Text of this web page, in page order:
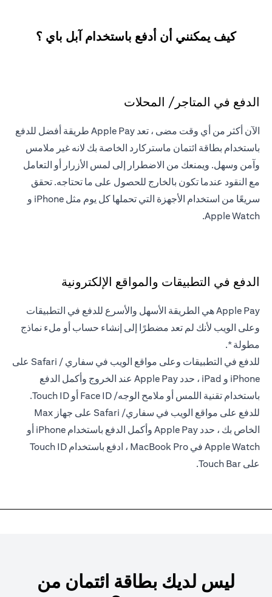
كيف يمكنني أن أدفع باستخدام آبل باي ؟
الدفع في المتاجر/ المحلات
الآن أكثر من أي وقت مضى ، تعد Apple Pay طريقة أفضل للدفع
باستخدام بطاقة ائتمان ماستركارد الخاصة بك لانه غير ملامس
وآمن وسهل. ويمنعك من الاضطرار إلى لمس الأزرار أو التعامل
مع النقود عندما تكون بالخارج للحصول على ما تحتاجه. تحقق
سريعًا من استخدام الأجهزة التي تحملها كل يوم مثل iPhone و
Apple Watch.
الدفع في التطبيقات والمواقع الإلكترونية
Apple Pay هي الطريقة الأسهل والأسرع للدفع في التطبيقات
وعلى الويب لأنك لم تعد مضطرًا إلى إنشاء حساب أو ملء نماذج
مطولة *.
للدفع في التطبيقات وعلى مواقع الويب في سفاري / Safari على
iPhone و iPad ، حدد Apple Pay عند الخروج وأكمل الدفع
باستخدام تقنية اللمس أو ملامح الوجه/ Face ID أو Touch ID.
للدفع على مواقع الويب في سفاري/ Safari على جهاز Max
الخاص بك ، حدد Apple Pay وأكمل الدفع باستخدام iPhone أو
Apple Watch في MacBook Pro ، ادفع باستخدام Touch ID
على Touch Bar.
ليس لديك بطاقة ائتمان من